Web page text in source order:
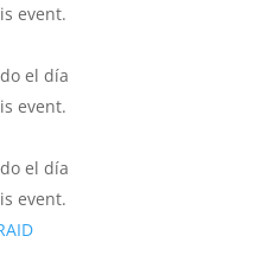
event.
el día
event.
el día
event.